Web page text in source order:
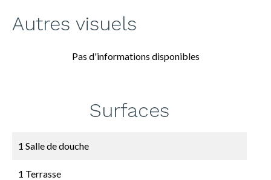
Autres visuels
Pas d'informations disponibles
Surfaces
1 Salle de douche
1 Terrasse